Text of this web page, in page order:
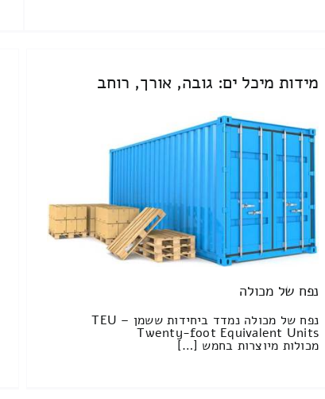
מידות מיכל ים: גובה, אורך, רוחב
נפח של מכולה
נפח של מכולה נמדד ביחידות ששמן TEU –
Twenty-foot Equivalent Units
מכולות מיוצרות בחמש […]